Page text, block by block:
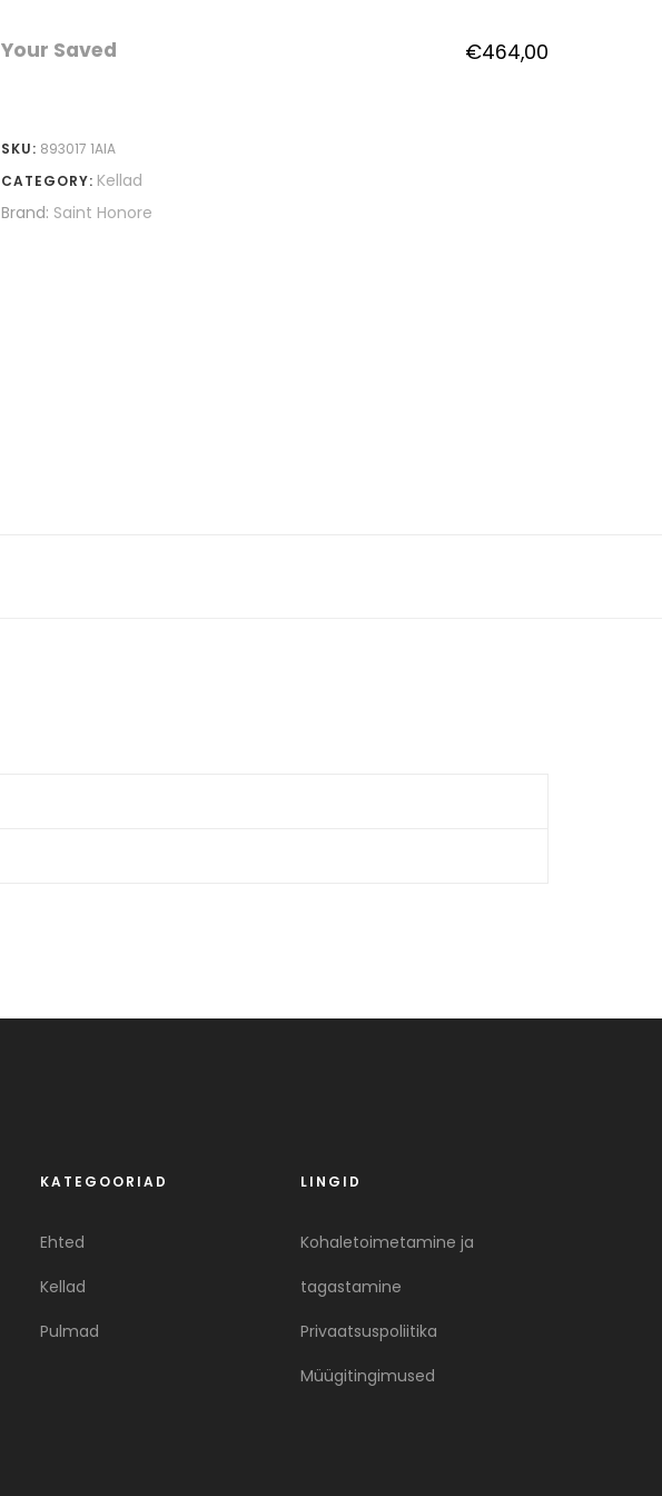
Your Saved €464,00
SKU: 893017 1AIA
CATEGORY: Kellad
Brand: Saint Honore
KATEGOORIAD
Ehted
Kellad
Pulmad
LINGID
Kohaletoimetamine ja
tagastamine
Privaatsuspoliitika
Müügitingimused